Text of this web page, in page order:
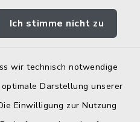
Ich stimme nicht zu
wir technisch notwendige
Darstellung unserer
Einwilligung zur Nutzung